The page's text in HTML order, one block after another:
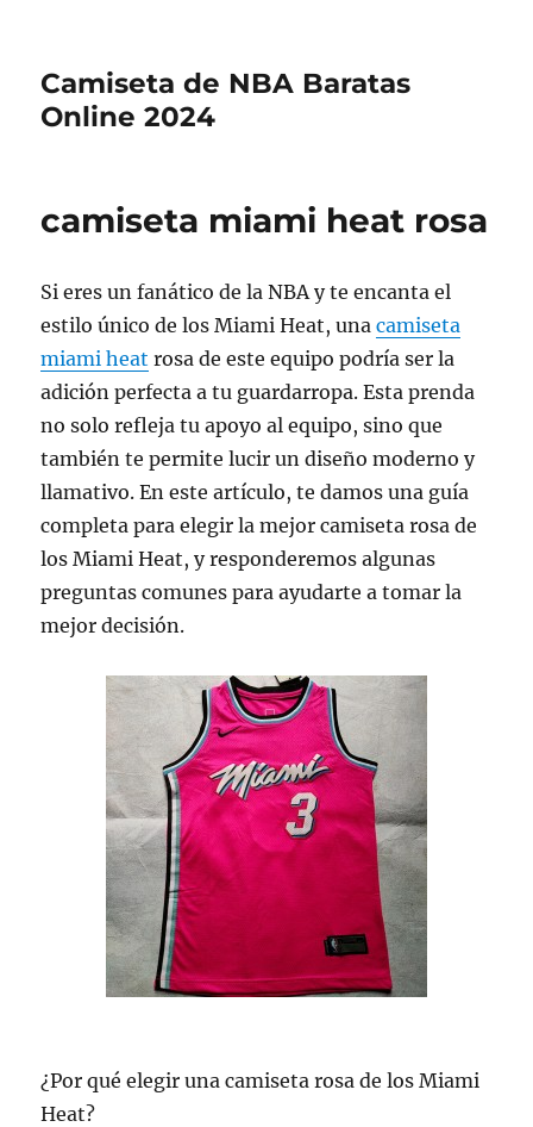
Camiseta de NBA Baratas
Online 2024
camiseta miami heat rosa
Si eres un fanático de la NBA y te encanta el
estilo único de los Miami Heat, unacamiseta
miami heat rosa de este equipo podría ser la
adición perfecta a tu guardarropa. Esta prenda
no solo refleja tu apoyo al equipo, sino que
también te permite lucir un diseño moderno y
llamativo. En este artículo, te damos una guía
completa para elegir la mejor camiseta rosa de
los Miami Heat, y responderemos algunas
preguntas comunes para ayudarte a tomar la
mejor decisión.
¿Por qué elegir una camiseta rosa de los Miami
Heat?